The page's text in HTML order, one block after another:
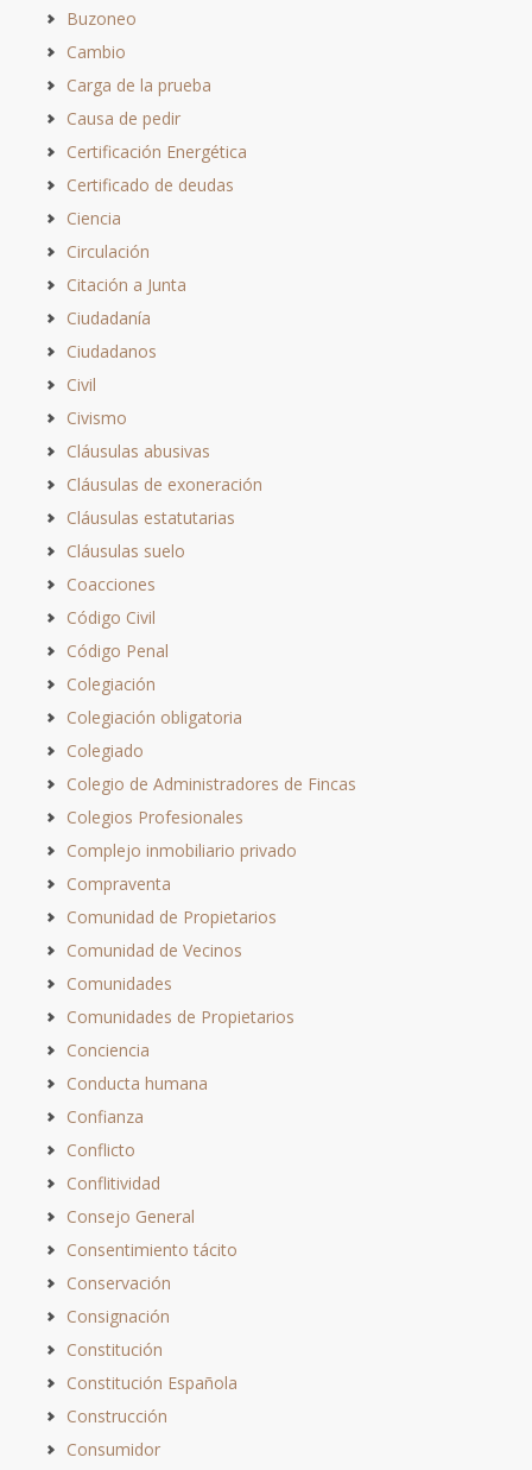
Buzoneo
Cambio
Carga de la prueba
Causa de pedir
Certificación Energética
Certificado de deudas
Ciencia
Circulación
Citación a Junta
Ciudadanía
Ciudadanos
Civil
Civismo
Cláusulas abusivas
Cláusulas de exoneración
Cláusulas estatutarias
Cláusulas suelo
Coacciones
Código Civil
Código Penal
Colegiación
Colegiación obligatoria
Colegiado
Colegio de Administradores de Fincas
Colegios Profesionales
Complejo inmobiliario privado
Compraventa
Comunidad de Propietarios
Comunidad de Vecinos
Comunidades
Comunidades de Propietarios
Conciencia
Conducta humana
Confianza
Conflicto
Conflitividad
Consejo General
Consentimiento tácito
Conservación
Consignación
Constitución
Constitución Española
Construcción
Consumidor